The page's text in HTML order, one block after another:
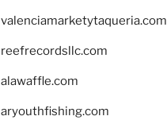
valenciamarketytaqueria.com
reefrecordsllc.com
alawaffle.com
aryouthfishing.com